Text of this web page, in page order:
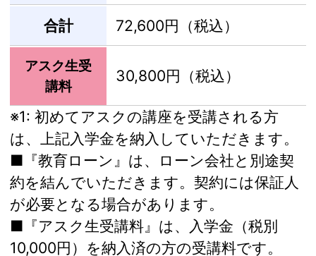
合計 72,600円（税込）
アスク生受
講料
30,800円（税込）
※1: 初めてアスクの講座を受講される方
は、上記入学金を納入していただきます。
■『教育ローン』は、ローン会社と別途契
約を結んでいただきます。契約には保証人
が必要となる場合があります。
■『アスク生受講料』は、入学金（税別
10,000円）を納入済の方の受講料です。